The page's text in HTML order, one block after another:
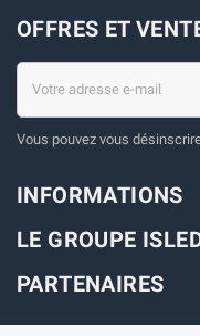
OFFRES ET
Vous pouvez vous
INFORMATIONS
LE GROUPE
PARTENAIRES